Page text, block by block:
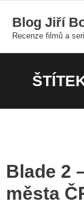
content
Blog Jiří
Recenze filmů a
Blade 2
města